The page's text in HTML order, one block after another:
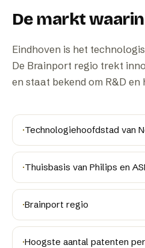
De markt
Eindhoven is het
De Brainport regio trekt
en staat bekend om R&D
·Technologiehoofdstad van
·Thuisbasis van Philips en
·Brainport regio
·Hoogste aantal patenten